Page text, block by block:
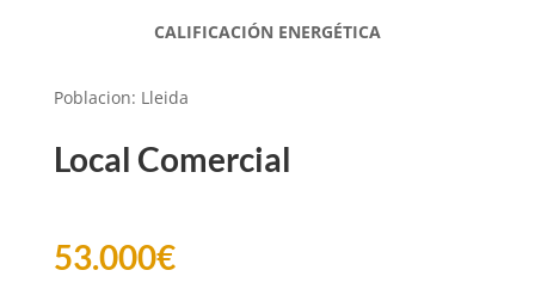
CALIFICACIÓN ENERGÉTICA
Poblacion: Lleida
Local Comercial
53.000€